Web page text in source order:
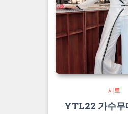
세트
YTL22 가수무